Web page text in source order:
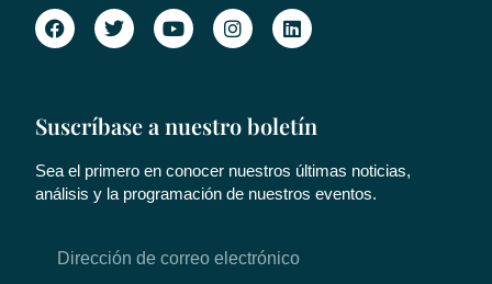
Suscríbase a nuestro boletín
Sea el primero en conocer nuestros últimas noticias,
análisis y la programación de nuestros eventos.